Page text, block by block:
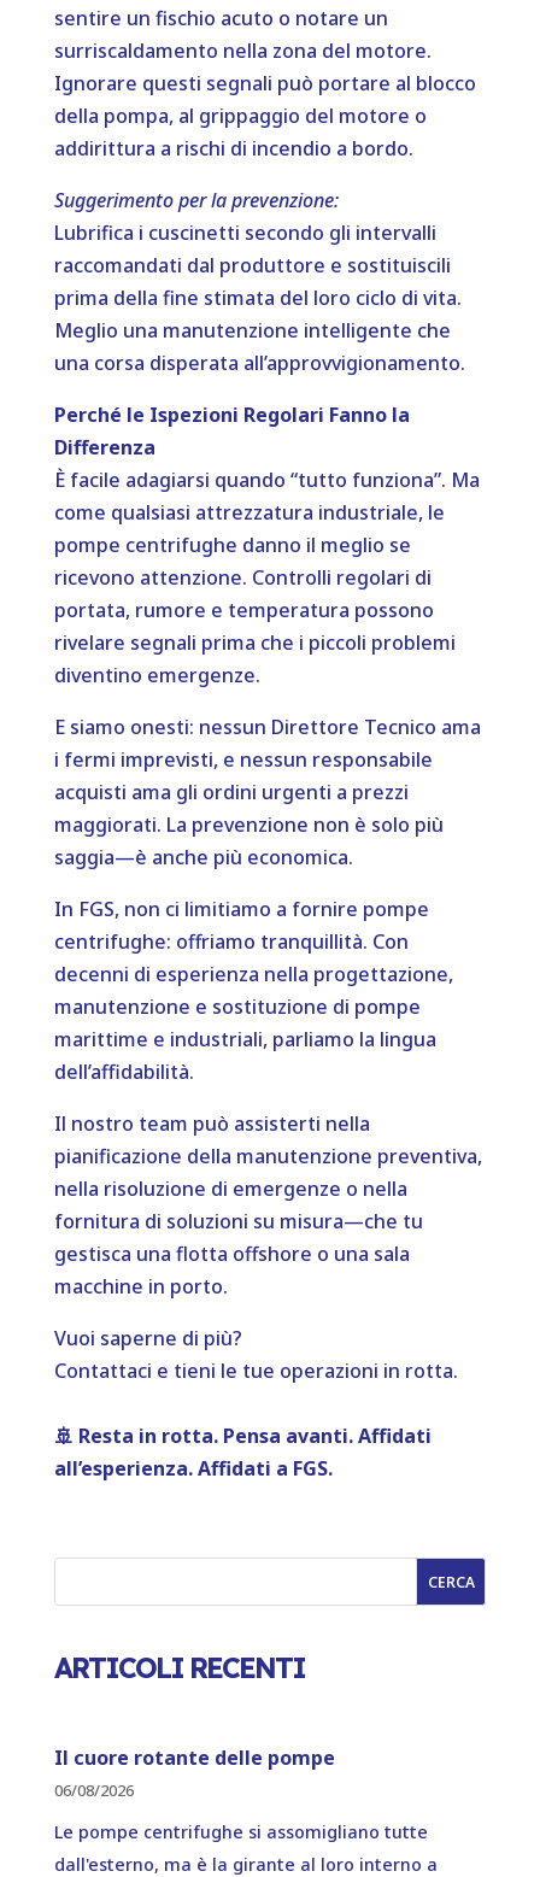
sentire un fischio acuto o notare un
surriscaldamento nella zona del motore.
Ignorare questi segnali può portare al blocco
della pompa, al grippaggio del motore o
addirittura a rischi di incendio a bordo.
Suggerimento per la prevenzione:
Lubrifica i cuscinetti secondo gli intervalli
raccomandati dal produttore e sostituiscili
prima della fine stimata del loro ciclo di vita.
Meglio una manutenzione intelligente che
una corsa disperata all’approvvigionamento.
Perché le Ispezioni Regolari Fanno la
Differenza
È facile adagiarsi quando “tutto funziona”. Ma
come qualsiasi attrezzatura industriale, le
pompe centrifughe danno il meglio se
ricevono attenzione. Controlli regolari di
portata, rumore e temperatura possono
rivelare segnali prima che i piccoli problemi
diventino emergenze.
E siamo onesti: nessun Direttore Tecnico ama
i fermi imprevisti, e nessun responsabile
acquisti ama gli ordini urgenti a prezzi
maggiorati. La prevenzione non è solo più
saggia—è anche più economica.
In FGS, non ci limitiamo a fornire pompe
centrifughe: offriamo tranquillità. Con
decenni di esperienza nella progettazione,
manutenzione e sostituzione di pompe
marittime e industriali, parliamo la lingua
dell’affidabilità.
Il nostro team può assisterti nella
pianificazione della manutenzione preventiva,
nella risoluzione di emergenze o nella
fornitura di soluzioni su misura—che tu
gestisca una flotta offshore o una sala
macchine in porto.
Vuoi saperne di più?
Contattaci e tieni le tue operazioni in rotta.
🚢 Resta in rotta. Pensa avanti. Affidati
all’esperienza. Affidati a FGS.
CERCA
ARTICOLI RECENTI
Il cuore rotante delle pompe
06/08/2026
Le pompe centrifughe si assomigliano tutte
dall'esterno, ma è la girante al loro interno a